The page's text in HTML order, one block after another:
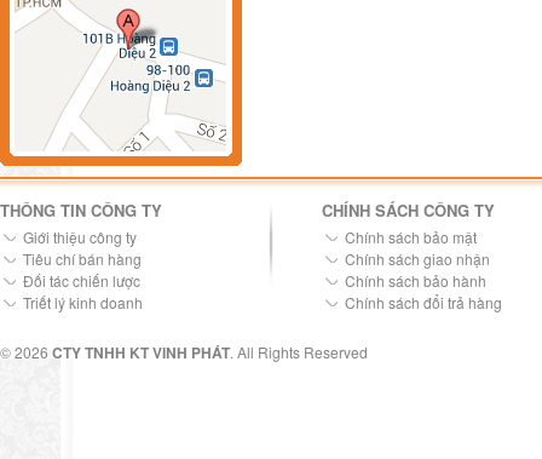
THÔNG TIN CÔNG TY
Giới thiệu công ty
Tiêu chí bán hàng
Đối tác chiến lược
Triết lý kinh doanh
CHÍNH SÁCH CÔNG TY
Chính sách bảo mật
Chính sách giao nhận
Chính sách bảo hành
Chính sách đổi trả hàng
© 2026 CTY TNHH KT VINH PHÁT. All Rights Reserved